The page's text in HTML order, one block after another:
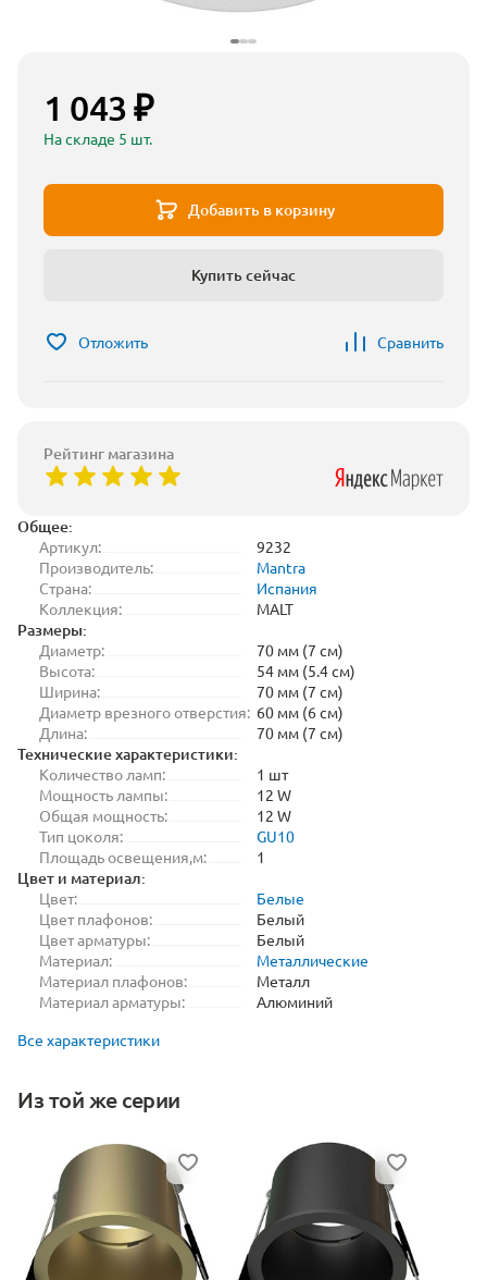
Общее:
Артикул:
9232
Производитель:
Mantra
Страна:
Испания
Коллекция:
MALT
Размеры:
Диаметр:
70 мм (7 см)
Высота:
54 мм (5.4 см)
Ширина:
70 мм (7 см)
Диаметр врезного отверстия: 60 мм (6 см)
Длина:
70 мм (7 см)
Технические характеристики:
Количество ламп:
1 шт
Мощность лампы:
12 W
Общая мощность:
12 W
Тип цоколя:
GU10
Площадь освещения,м:
1
Цвет и материал:
Цвет:
Белые
Цвет плафонов:
Белый
Цвет арматуры:
Белый
Материал:
Металлические
Материал плафонов:
Металл
Материал арматуры:
Алюминий
Все характеристики
Из той же серии
1 043 ₽
На складе 5 шт.
Добавить в корзину
Купить сейчас
Отложить Сравнить
Рейтинг магазина